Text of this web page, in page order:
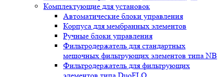
Комплектующие для установок
Автоматические блоки управления
Корпуса для мембранных элементов
Ручные блоки управления
Фильтродержатель для стандартных
мешочных фильтрующих элементов типа NB
Фильтродержатель для фильтрующих